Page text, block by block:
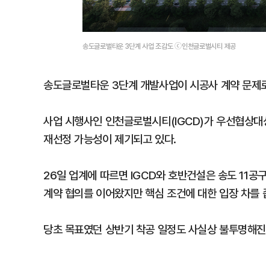
송도글로벌타운 3단계 사업 조감도 ⓒ인천글로벌시티 제공
송도글로벌타운 3단계 개발사업이 시공사 계약 문
사업 시행사인 인천글로벌시티(IGCD)가 우선협상
재선정 가능성이 제기되고 있다.
26일 업계에 따르면 IGCD와 호반건설은 송도 11공
계약 협의를 이어왔지만 핵심 조건에 대한 입장 차를
당초 목표였던 상반기 착공 일정도 사실상 불투명해